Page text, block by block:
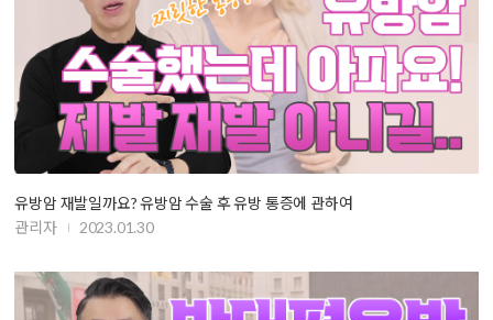
유방암 재발일까요? 유방암 수술 후 유방 통증에 관하여
관리자
2023.01.30